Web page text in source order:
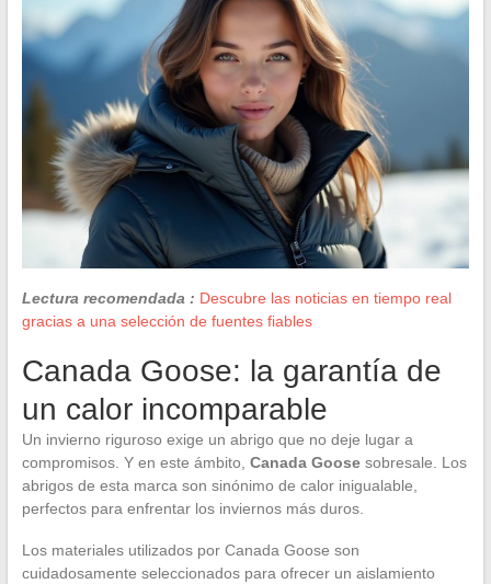
Lectura recomendada : Descubre las noticias en tiempo real
gracias a una selección de fuentes fiables
Canada Goose: la garantía de
un calor incomparable
Un invierno riguroso exige un abrigo que no deje lugar a
compromisos. Y en este ámbito, Canada Goosesobresale. Los
abrigos de esta marca son sinónimo de calor inigualable,
perfectos para enfrentar los inviernos más duros.
Los materiales utilizados por Canada Goose son
cuidadosamente seleccionados para ofrecer un aislamiento